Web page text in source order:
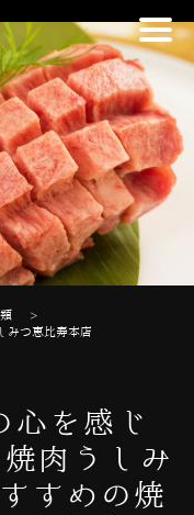
>
みつ恵比寿本店
心を感じ
肉うしみ
すめの焼